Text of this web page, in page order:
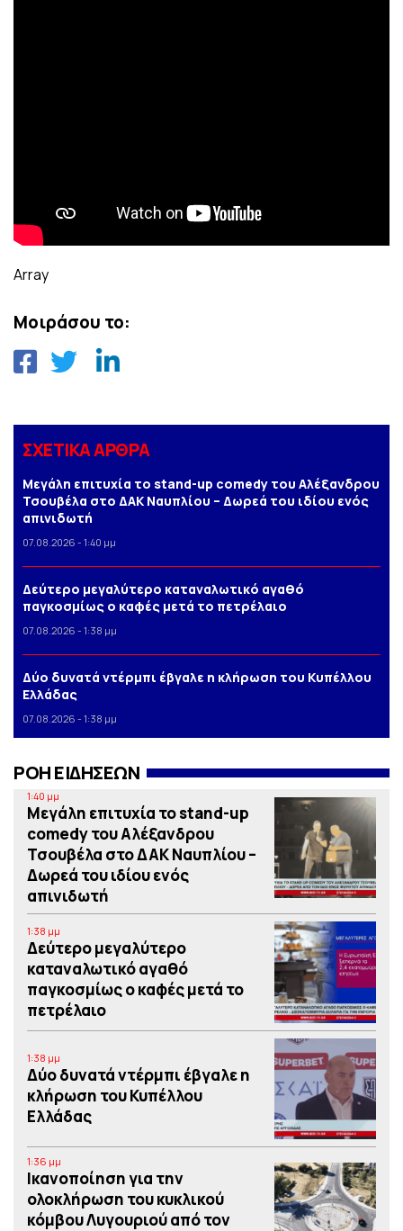
Array
Μοιράσου το:
ΣΧΕΤΙΚΑ ΑΡΘΡΑ
Μεγάλη επιτυχία το stand-up comedy του Αλέξανδρου
Τσουβέλα στο ΔΑΚ Ναυπλίου – Δωρεά του ιδίου ενός
απινιδωτή
07.08.2026 - 1:40 μμ
Δεύτερο μεγαλύτερο καταναλωτικό αγαθό
παγκοσμίως ο καφές μετά το πετρέλαιο
07.08.2026 - 1:38 μμ
Δύο δυνατά ντέρμπι έβγαλε η κλήρωση του Κυπέλλου
Ελλάδας
07.08.2026 - 1:38 μμ
ΡΟΗ ΕΙΔΗΣΕΩΝ
1:40 μμ
Μεγάλη επιτυχία το stand-up
comedy του Αλέξανδρου
Τσουβέλα στο ΔΑΚ Ναυπλίου –
Δωρεά του ιδίου ενός
απινιδωτή
1:38 μμ
Δεύτερο μεγαλύτερο
καταναλωτικό αγαθό
παγκοσμίως ο καφές μετά το
πετρέλαιο
1:38 μμ
Δύο δυνατά ντέρμπι έβγαλε η
κλήρωση του Κυπέλλου
Ελλάδας
1:36 μμ
Iκανοποίηση για την
ολοκλήρωση του κυκλικού
κόμβου Λυγουριού από τον